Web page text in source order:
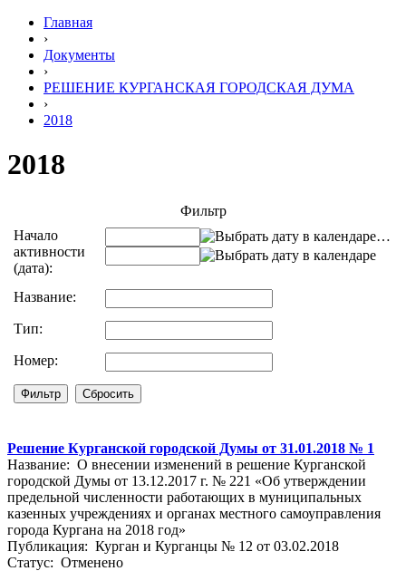
Главная
›
Документы
›
РЕШЕНИЕ КУРГАНСКАЯ ГОРОДСКАЯ ДУМА
›
2018
2018
Фильтр
Начало
активности
(дата):
…
Название:
Тип:
Номер:
Решение Курганской городской Думы от 31.01.2018 № 1
Название: О внесении изменений в решение Курганской
городской Думы от 13.12.2017 г. № 221 «Об утверждении
предельной численности работающих в муниципальных
казенных учреждениях и органах местного самоуправления
города Кургана на 2018 год»
Публикация: Курган и Курганцы № 12 от 03.02.2018
Статус: Отменено